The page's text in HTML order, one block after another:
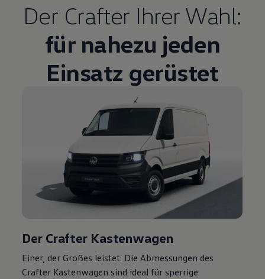
Der CrafterIhrer Wahl:
für nahezu jeden
Einsatz gerüstet
Der Crafter Kastenwagen
Einer, der Großes leistet: Die Abmessungen des
Crafter Kastenwagen sind ideal für sperrige